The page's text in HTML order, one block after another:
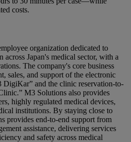
costs.
organization dedicated to
Japan's medical sector, with a
The company's core business
sales, and support of the electronic
DigiKar” and the clinic reservation-to-
M3 Solutions also provides
highly regulated medical devices,
institutions. By staying close to
provides end-to-end support from
assistance, delivering services
and safety across medical